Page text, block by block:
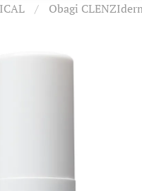
Obagi